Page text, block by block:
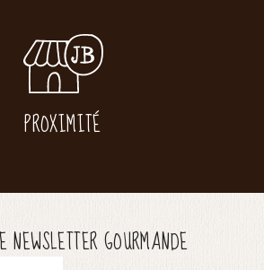
PROXIMITÉ
NEWSLETTER GOURMANDE